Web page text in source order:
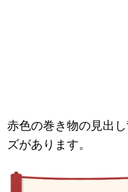
赤色の巻き物の見出
ズがあります。